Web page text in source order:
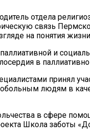
отдела
связь
на понятия
и
в
принял
людям в
в сфере
Школа заботы